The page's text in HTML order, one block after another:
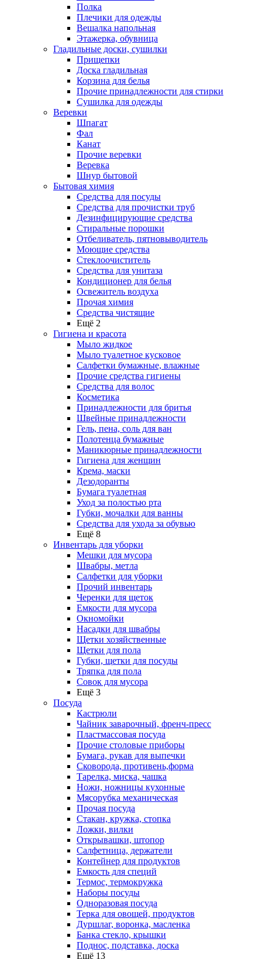
Полка
Плечики для одежды
Вешалка напольная
Этажерка, обувница
Гладильные доски, сушилки
Прищепки
Доска гладильная
Корзина для белья
Прочие принадлежности для стирки
Сушилка для одежды
Веревки
Шпагат
Фал
Канат
Прочие веревки
Веревка
Шнур бытовой
Бытовая химия
Средства для посуды
Средства для прочистки труб
Дезинфицирующие средства
Стиральные порошки
Отбеливатель, пятновыводитель
Моющие средства
Стеклоочиститель
Средства для унитаза
Кондиционер для белья
Освежитель воздуха
Прочая химия
Средства чистящие
Ещё 2
Гигиена и красота
Мыло жидкое
Мыло туалетное кусковое
Салфетки бумажные, влажные
Прочие средства гигиены
Средства для волос
Косметика
Принадлежности для бритья
Швейные принадлежности
Гель, пена, соль для ван
Полотенца бумажные
Маникюрные принадлежности
Гигиена для женщин
Крема, маски
Дезодоранты
Бумага туалетная
Уход за полостью рта
Губки, мочалки для ванны
Средства для ухода за обувью
Ещё 8
Инвентарь для уборки
Мешки для мусора
Швабры, метла
Салфетки для уборки
Прочий инвентарь
Черенки для щеток
Емкости для мусора
Окномойки
Насадки для швабры
Щетки хозяйственные
Щетки для пола
Губки, щетки для посуды
Тряпка для пола
Совок для мусора
Ещё 3
Посуда
Кастрюли
Чайник заварочный, френч-пресс
Пластмассовая посуда
Прочие столовые приборы
Бумага, рукав для выпечки
Сковорода, противень,форма
Тарелка, миска, чашка
Ножи, ножницы кухонные
Мясорубка механическая
Прочая посуда
Стакан, кружка, стопка
Ложки, вилки
Открывашки, штопор
Салфетница, держатели
Контейнер для продуктов
Емкость для специй
Термос, термокружка
Наборы посуды
Одноразовая посуда
Терка для овощей, продуктов
Дуршлаг, воронка, масленка
Банка стекло, крышки
Поднос, подставка, доска
Ещё 13